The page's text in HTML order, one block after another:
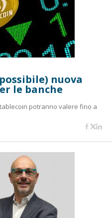
nuova
le banche
potranno valere fino a